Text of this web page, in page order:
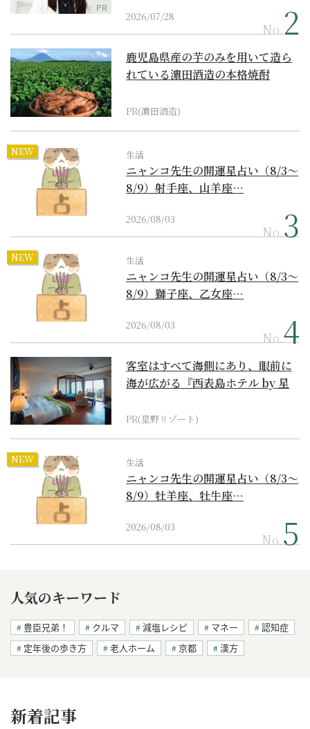
PR
2026/07/28
No.
鹿児島県産の芋のみを用いて造ら
れている濵田酒造の本格焼酎
PR(濵田酒造)
NEW 生活
ニャンコ先生の開運星占い（8/3～
8/9）射手座、山羊座…
2026/08/03
No.
NEW 生活
ニャンコ先生の開運星占い（8/3～
8/9）獅子座、乙女座…
2026/08/03
No.
客室はすべて海側にあり、眼前に
海が広がる『西表島ホテル by 星
PR(星野リゾート)
NEW 生活
ニャンコ先生の開運星占い（8/3～
8/9）牡羊座、牡牛座…
2026/08/03
No.
人気のキーワード
豊臣兄弟！ クルマ 減塩レシピ マネー
認知症
定年後の歩き方
老人ホーム 京都 漢方
新着記事